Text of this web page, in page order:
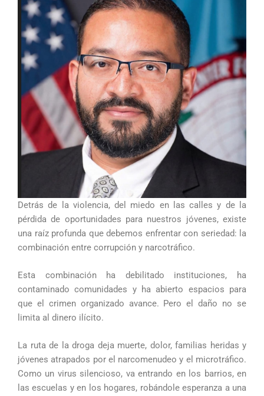
Detrás de la violencia, del miedo en las calles y de la
pérdida de oportunidades para nuestros jóvenes, existe
una raíz profunda que debemos enfrentar con seriedad: la
combinación entre corrupción y narcotráfico.
Esta combinación ha debilitado instituciones, ha
contaminado comunidades y ha abierto espacios para
que el crimen organizado avance. Pero el daño no se
limita al dinero ilícito.
La ruta de la droga deja muerte, dolor, familias heridas y
jóvenes atrapados por el narcomenudeo y el microtráfico.
Como un virus silencioso, va entrando en los barrios, en
las escuelas y en los hogares, robándole esperanza a una